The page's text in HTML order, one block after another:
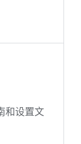
和设置文